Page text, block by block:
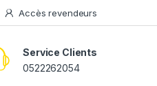
Accès revendeurs
Service Clients
0522262054